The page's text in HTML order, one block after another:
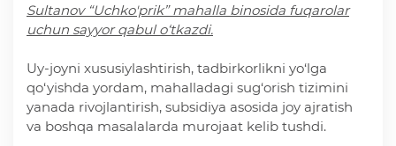
Ochiq ma'lumotlar
«Elektron hukumat» tizimi
Sultanov “Uchko'prik” mahalla binosida fuqarolar
uchun sayyor qabul o‘tkazdi.
Uy-joyni xususiylashtirish, tadbirkorlikni yo‘lga
qo‘yishda yordam, mahalladagi sug‘orish tizimini
yanada rivojlantirish, subsidiya asosida joy ajratish
va boshqa masalalarda murojaat kelib tushdi.